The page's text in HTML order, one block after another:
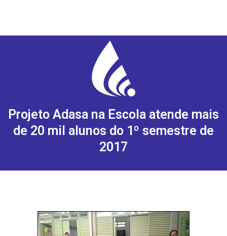
Projeto Adasa na Escola atende mais
de 20 mil alunos do 1º semestre de
2017